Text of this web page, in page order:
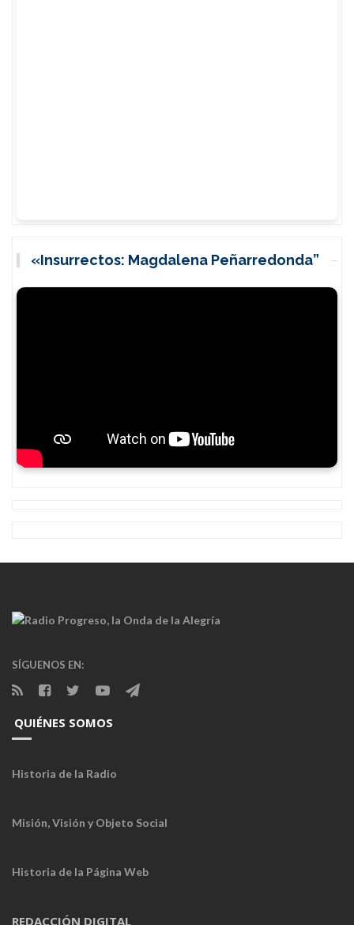
«Insurrectos: Magdalena Peñarredonda”
SÍGUENOS EN:
QUIÉNES SOMOS
Historia de la Radio
Misión, Visión y Objeto Social
Historia de la Página Web
REDACCIÓN DIGITAL